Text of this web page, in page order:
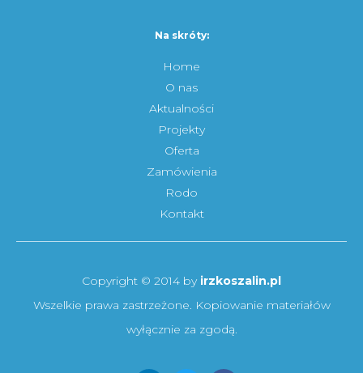
Na skróty:
Home
O nas
Aktualności
Projekty
Oferta
Zamówienia
Rodo
Kontakt
Copyright © 2014 by irzkoszalin.pl
Wszelkie prawa zastrzeżone. Kopiowanie materiałów
wyłącznie za zgodą.